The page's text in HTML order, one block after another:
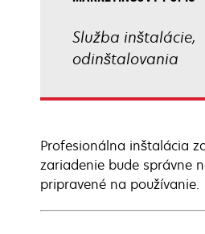
Služba inštalácie,
odinštalovania
Profesionálna inštalácia
zariadenie bude správne
pripravené na používanie.